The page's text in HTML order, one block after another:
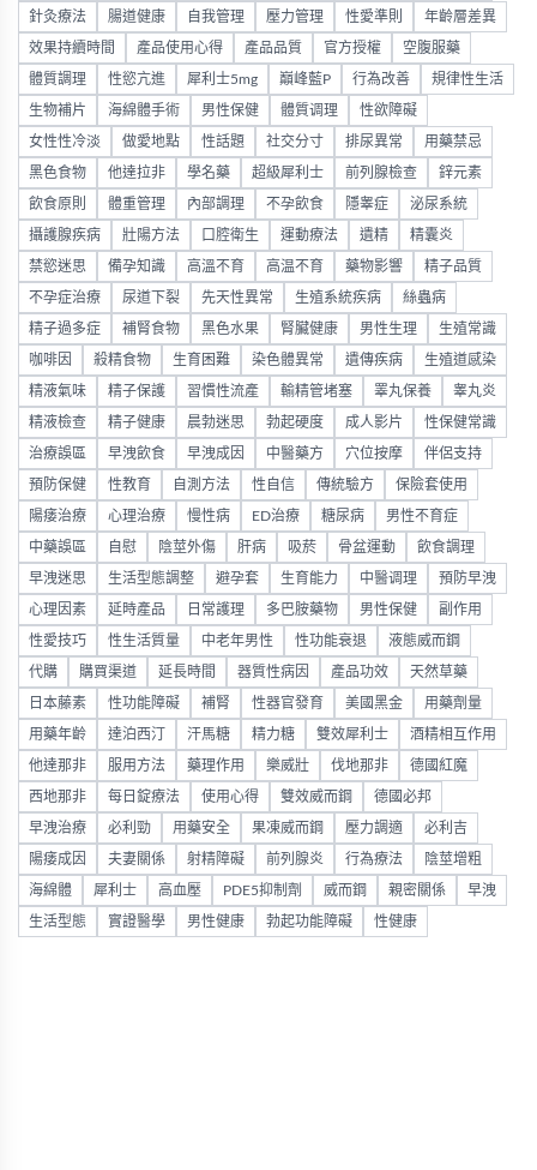
針灸療法 腸道健康 自我管理 壓力管理 性愛準則 年齡層差異
效果持續時間 產品使用心得 產品品質 官方授權 空腹服藥
體質調理 性慾亢進 犀利士5mg 巔峰藍P 行為改善 規律性生活
生物補片 海綿體手術 男性保健 體質调理 性欲障礙
女性性冷淡 做愛地點 性話題 社交分寸 排尿異常 用藥禁忌
黑色食物 他達拉非 學名藥 超級犀利士 前列腺檢查 鋅元素
飲食原則 體重管理 內部調理 不孕飲食 隱睾症 泌尿系統
攝護腺疾病 壯陽方法 口腔衛生 運動療法 遺精 精囊炎
禁慾迷思 備孕知識 高溫不育 高温不育 藥物影響 精子品質
不孕症治療 尿道下裂 先天性異常 生殖系統疾病 絲蟲病
精子過多症 補腎食物 黑色水果 腎臟健康 男性生理 生殖常識
咖啡因 殺精食物 生育困難 染色體異常 遺傳疾病 生殖道感染
精液氣味 精子保護 習慣性流產 輸精管堵塞 睪丸保養 睾丸炎
精液檢查 精子健康 晨勃迷思 勃起硬度 成人影片 性保健常識
治療誤區 早洩飲食 早洩成因 中醫藥方 穴位按摩 伴侶支持
預防保健 性教育 自測方法 性自信 傳統驗方 保險套使用
陽痿治療 心理治療 慢性病 ED治療 糖尿病 男性不育症
中藥誤區 自慰 陰莖外傷 肝病 吸菸 骨盆運動 飲食調理
早洩迷思 生活型態調整 避孕套 生育能力 中醫调理 預防早洩
心理因素 延時產品 日常護理 多巴胺藥物 男性保健 副作用
性愛技巧 性生活質量 中老年男性 性功能衰退 液態威而鋼
代購 購買渠道 延長時間 器質性病因 產品功效 天然草藥
日本藤素 性功能障礙 補腎 性器官發育 美國黑金 用藥劑量
用藥年齡 達泊西汀 汗馬糖 精力糖 雙效犀利士 酒精相互作用
他達那非 服用方法 藥理作用 樂威壯 伐地那非 德國紅魔
西地那非 每日錠療法 使用心得 雙效威而鋼 德國必邦
早洩治療 必利勁 用藥安全 果凍威而鋼 壓力調適 必利吉
陽痿成因 夫妻關係 射精障礙 前列腺炎 行為療法 陰莖增粗
海綿體 犀利士 高血壓 PDE5抑制劑 威而鋼 親密關係 早洩
生活型態 實證醫學 男性健康 勃起功能障礙 性健康